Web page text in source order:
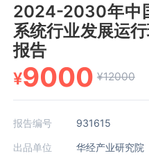
2024-2030年中
系统行业发展运
报告
¥9000 ¥12000
报告编号 931615
出品单位 华经产业研究院